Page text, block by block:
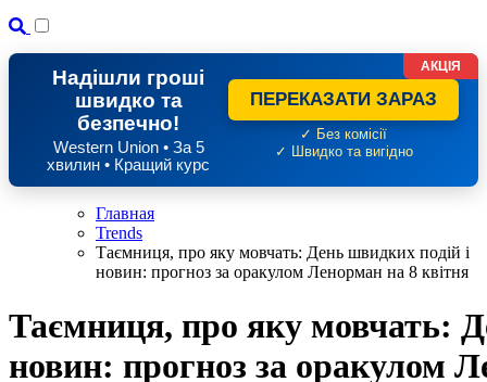
Надішли гроші
швидко та
безпечно!
Western Union • За 5
хвилин • Кращий курс
ПЕРЕКАЗАТИ ЗАРАЗ
✓ Без комісії
✓ Швидко та вигідно
АКЦІЯ
Главная
Trends
Таємниця, про яку мовчать: День швидких подій і
новин: прогноз за оракулом Ленорман на 8 квітня
Таємниця, про яку мовчать:
новин: прогноз за оракулом